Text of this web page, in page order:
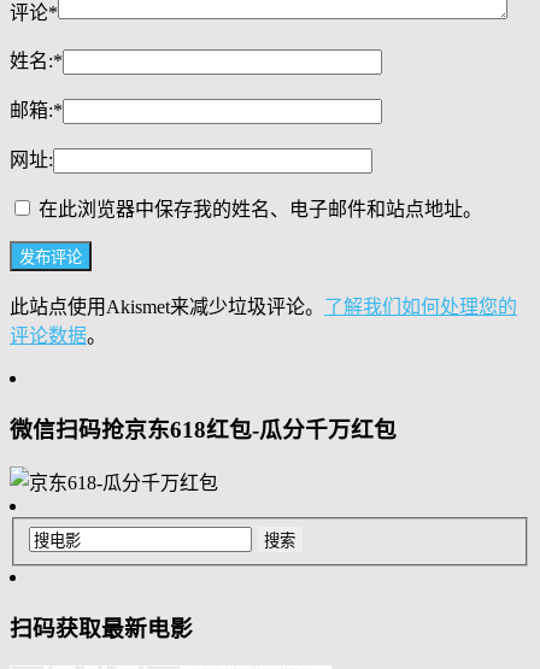
评论*
姓名:*
邮箱:*
网址:
在此浏览器中保存我的姓名、电子邮件和站点地址。
此站点使用Akismet来减少垃圾评论。 了解我们如何处理您的
评论数据。
微信扫码抢京东618红包-瓜分千万红包
扫码获取最新电影